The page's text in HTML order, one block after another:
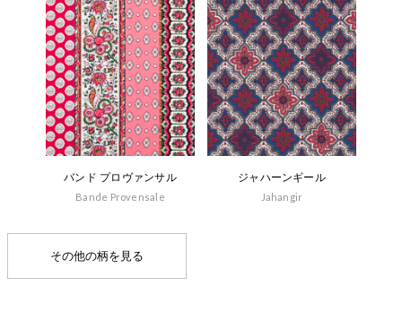
バンド プロヴァンサル
Bande Provensale
ジャハーンギール
Jahangir
その他の柄を見る